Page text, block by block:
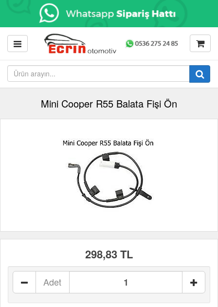
Mini Cooper R55 Balata Fişi Ön
298,83 TL
Adet